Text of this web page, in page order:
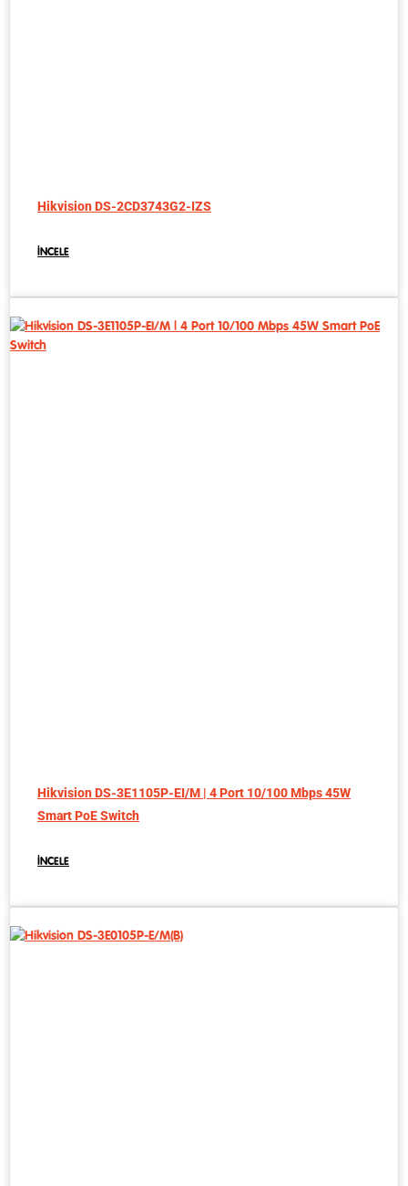
Hikvision DS-2CD3743G2-IZS
İNCELE
Hikvision DS-3E1105P-EI/M | 4 Port 10/100 Mbps 45W
Smart PoE Switch
İNCELE